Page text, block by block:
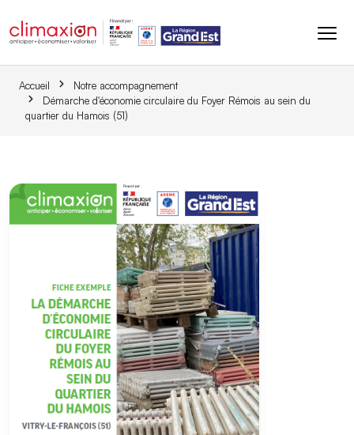
Accueil
Notre accompagnement
Démarche d'économie circulaire du Foyer Rémois au sein du
quartier du Hamois (51)